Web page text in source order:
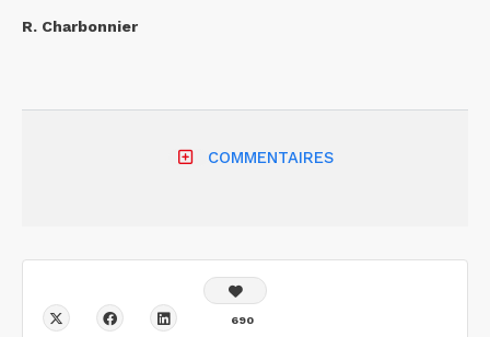
R. Charbonnier
COMMENTAIRES
690